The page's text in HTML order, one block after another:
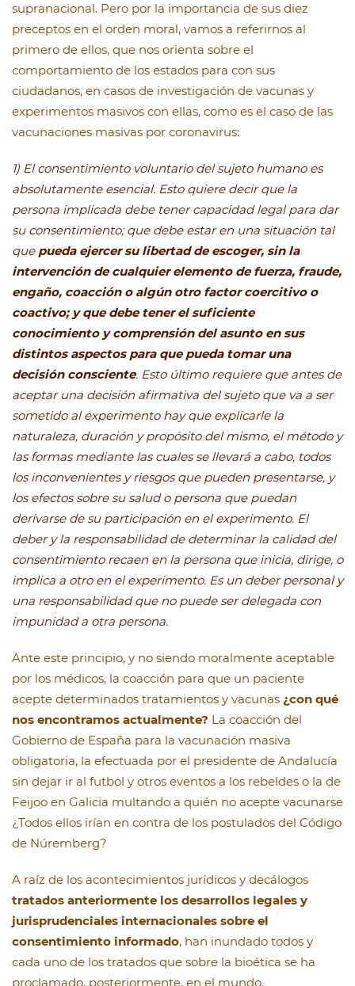
supranacional. Pero por la importancia de sus diez
preceptos en el orden moral, vamos a referirnos al
primero de ellos, que nos orienta sobre el
comportamiento de los estados para con sus
ciudadanos, en casos de investigación de vacunas y
experimentos masivos con ellas, como es el caso de las
vacunaciones masivas por coronavirus:
1) El consentimiento voluntario del sujeto humano es
absolutamente esencial. Esto quiere decir que la
persona implicada debe tener capacidad legal para dar
su consentimiento; que debe estar en una situación tal
que pueda ejercer su libertad de escoger, sin la
intervención de cualquier elemento de fuerza, fraude,
engaño, coacción o algún otro factor coercitivo o
coactivo; y que debe tener el suficiente
conocimiento y comprensión del asunto en sus
distintos aspectos para que pueda tomar una
decisión consciente. Esto último requiere que antes de
aceptar una decisión afirmativa del sujeto que va a ser
sometido al experimento hay que explicarle la
naturaleza, duración y propósito del mismo, el método y
las formas mediante las cuales se llevará a cabo, todos
los inconvenientes y riesgos que pueden presentarse, y
los efectos sobre su salud o persona que puedan
derivarse de su participación en el experimento. El
deber y la responsabilidad de determinar la calidad del
consentimiento recaen en la persona que inicia, dirige, o
implica a otro en el experimento. Es un deber personal y
una responsabilidad que no puede ser delegada con
impunidad a otra persona.
Ante este principio, y no siendo moralmente aceptable
por los médicos, la coacción para que un paciente
acepte determinados tratamientos y vacunas ¿con qué
nos encontramos actualmente? La coacción del
Gobierno de España para la vacunación masiva
obligatoria, la efectuada por el presidente de Andalucía
sin dejar ir al futbol y otros eventos a los rebeldes o la de
Feijoo en Galicia multando a quién no acepte vacunarse
¿Todos ellos irían en contra de los postulados del Código
de Núremberg?
A raíz de los acontecimientos jurídicos y decálogos
tratados anteriormente los desarrollos legales y
jurisprudenciales internacionales sobre el
consentimiento informado, han inundado todos y
cada uno de los tratados que sobre la bioética se ha
proclamado, posteriormente, en el mundo.